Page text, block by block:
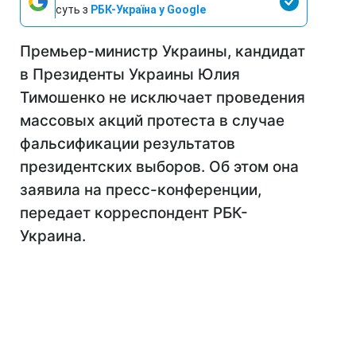
суть з РБК-Україна у Google
Премьер-министр Украины, кандидат
в Президенты Украины Юлия
Тимошенко не исключает проведения
массовых акций протеста в случае
фальсификации результатов
президентских выборов. Об этом она
заявила на пресс-конференции,
передает корреспондент РБК-
Украина.